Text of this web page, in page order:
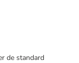
de standard